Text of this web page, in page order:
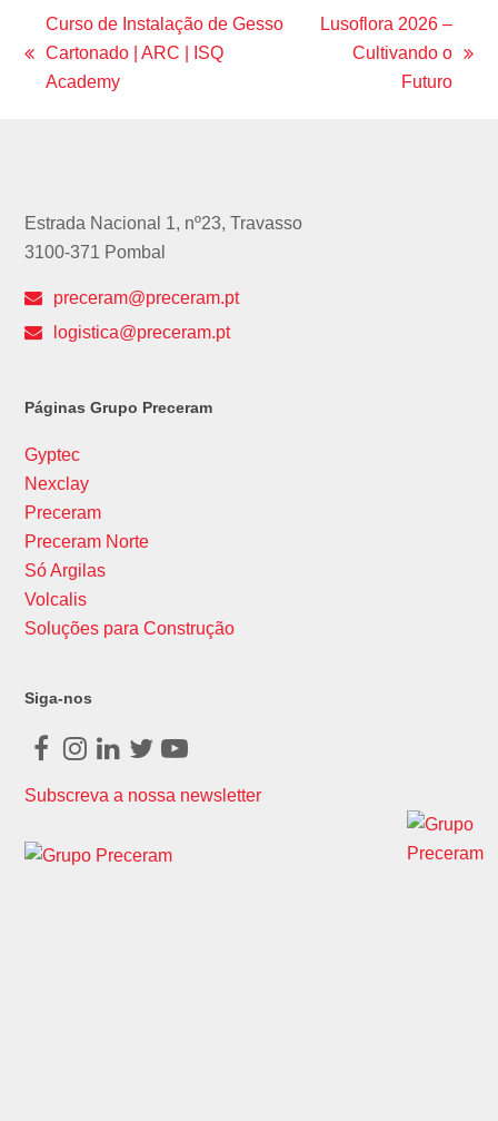
o
o
k
g
a
m
e
d
I
n
b
e
Curso de Instalação de Gesso
Cartonado | ARC | ISQ
Academy
Lusoflora 2026 –
Cultivando o
Futuro
Estrada Nacional 1, nº23, Travasso
3100-371 Pombal
preceram@preceram.pt
logistica@preceram.pt
Páginas Grupo Preceram
Gyptec
Nexclay
Preceram
Preceram Norte
Só Argilas
Volcalis
Soluções para Construção
Siga-nos
Facebook
Instagram
LinkedIn
TwitterYoutube
Subscreva a nossa newsletter